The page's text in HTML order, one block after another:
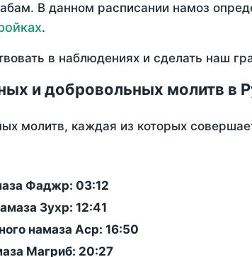
В данном расписании намоз
.
в наблюдениях и сделать наш
и добровольных молитв в
молитв, каждая из которых
Фаджр: 03:12
Зухр: 12:41
намаза Аср: 16:50
Магриб: 20:27